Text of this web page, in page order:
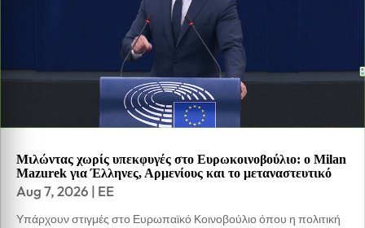
Μιλώντας χωρίς υπεκφυγές στο Ευρωκοινοβούλιο: ο Milan
Mazurek για Έλληνες, Αρμενίους και το μεταναστευτικό
Aug 7, 2026 | EE
Υπάρχουν στιγμές στο Ευρωπαϊκό Κοινοβούλιο όπου η πολιτική